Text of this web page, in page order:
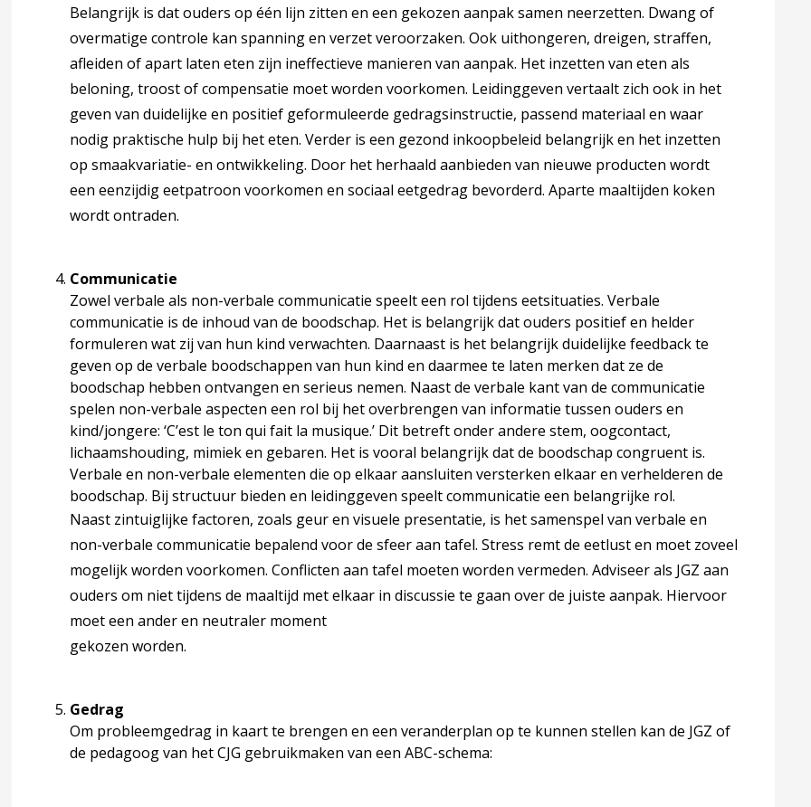
en verstoord eetgedrag
ontwikkeling
ontwikkeling
en emotionele ontwikkeling
over 3 Signaleren, diagnostiek en verwijzen
over 3 Signaleren, diagnostiek en verwijzen
0-1 jaar
1 jaar
1-4 jaar
4 jaar
5-19 jaar
19 jaar
over 4 Preventie
Belangrijk is dat ouders op één lijn zitten en een gekozen aanpak samen neerzetten. Dwang of
overmatige controle kan spanning en verzet veroorzaken. Ook uithongeren, dreigen, straffen,
afleiden of apart laten eten zijn ineffectieve manieren van aanpak. Het inzetten van eten als
beloning, troost of compensatie moet worden voorkomen. Leidinggeven vertaalt zich ook in het
geven van duidelijke en positief geformuleerde gedragsinstructie, passend materiaal en waar
nodig praktische hulp bij het eten. Verder is een gezond inkoopbeleid belangrijk en het inzetten
op smaakvariatie- en ontwikkeling. Door het herhaald aanbieden van nieuwe producten wordt
een eenzijdig eetpatroon voorkomen en sociaal eetgedrag bevorderd. Aparte maaltijden koken
wordt ontraden.
Communicatie
Zowel verbale als non-verbale communicatie speelt een rol tijdens eetsituaties. Verbale
communicatie is de inhoud van de boodschap. Het is belangrijk dat ouders positief en helder
formuleren wat zij van hun kind verwachten. Daarnaast is het belangrijk duidelijke feedback te
geven op de verbale boodschappen van hun kind en daarmee te laten merken dat ze de
boodschap hebben ontvangen en serieus nemen. Naast de verbale kant van de communicatie
spelen non-verbale aspecten een rol bij het overbrengen van informatie tussen ouders en
kind/jongere: ‘C’est le ton qui fait la musique.’ Dit betreft onder andere stem, oogcontact,
lichaamshouding, mimiek en gebaren. Het is vooral belangrijk dat de boodschap congruent is.
Verbale en non-verbale elementen die op elkaar aansluiten versterken elkaar en verhelderen de
boodschap. Bij structuur bieden en leidinggeven speelt communicatie een belangrijke rol.
Naast zintuiglijke factoren, zoals geur en visuele presentatie, is het samenspel van verbale en
non-verbale communicatie bepalend voor de sfeer aan tafel. Stress remt de eetlust en moet zoveel
mogelijk worden voorkomen. Conflicten aan tafel moeten worden vermeden. Adviseer als JGZ aan
ouders om niet tijdens de maaltijd met elkaar in discussie te gaan over de juiste aanpak. Hiervoor
moet een ander en neutraler moment
gekozen worden.
Gedrag
Om probleemgedrag in kaart te brengen en een veranderplan op te kunnen stellen kan de JGZ of
de pedagoog van het CJG gebruikmaken van een ABC-schema: